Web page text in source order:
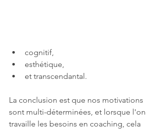
cognitif,
esthétique,
et transcendantal.
La conclusion est que nos motivations
sont multi-déterminées, et lorsque l'on
travaille les besoins en coaching, cela